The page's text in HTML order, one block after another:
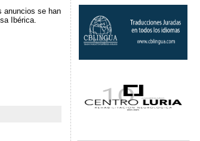
anuncios se han
Ibérica.